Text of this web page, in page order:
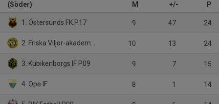
(Söder)
M +/- P
1. Östersunds FK P17 9 47 24
2. Friska Viljor-akademi FC P17/Friska viljor FC 10 13 24
3. Kubikenborgs IF P09 9 7 15
4. Ope IF 8 1 14